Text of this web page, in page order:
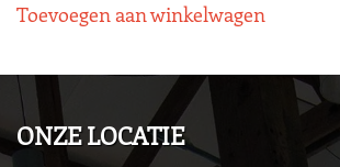
Toevoegen aan winkelwagen
ONZE LOCATIE